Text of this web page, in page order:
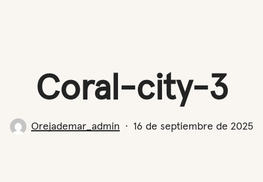
Coral-city-3
Orejademar_admin 16 de septiembre de 2025